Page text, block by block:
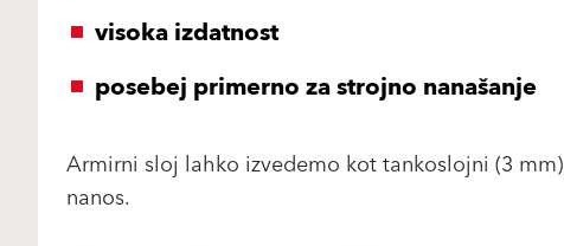
visoka izdatnost
posebej primerno za strojno nanašanje
Armirni sloj lahko izvedemo kot tankoslojni (3
nanos.